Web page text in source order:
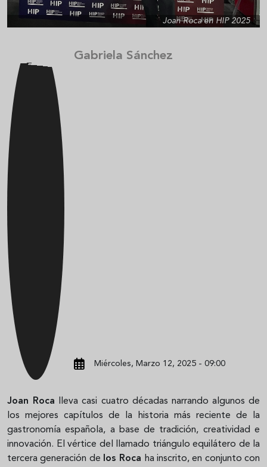
Joan Roca en HIP 2025
Gabriela Sánchez
Miércoles, Marzo 12, 2025 - 09:00
Joan Roca lleva casi cuatro décadas narrando algunos de
los mejores capítulos de la historia más reciente de la
gastronomía española, a base de tradición, creatividad e
innovación. El vértice del llamado triángulo equilátero de la
tercera generación de
los Roca ha inscrito, en conjunto con